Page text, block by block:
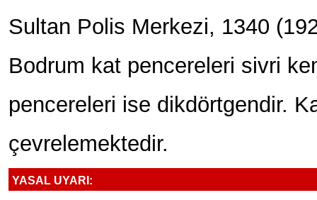
Sultan Polis Merkezi, 1340
Bodrum kat pencereleri sivri
pencereleri ise dikdörtgendir.
çevrelemektedir.
YASAL UYARI: